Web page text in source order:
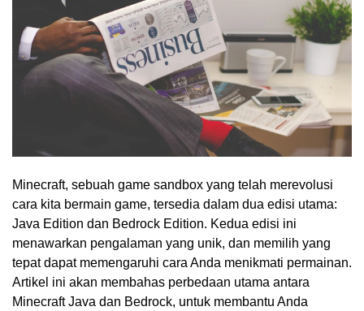
Minecraft, sebuah game sandbox yang telah merevolusi
cara kita bermain game, tersedia dalam dua edisi utama:
Java Edition dan Bedrock Edition. Kedua edisi ini
menawarkan pengalaman yang unik, dan memilih yang
tepat dapat memengaruhi cara Anda menikmati permainan.
Artikel ini akan membahas perbedaan utama antara
Minecraft Java dan Bedrock, untuk membantu Anda